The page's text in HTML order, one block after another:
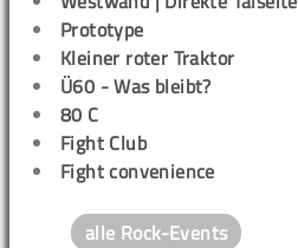
Prototype
Kleiner roter Traktor
Ü60 - Was bleibt?
80 C
Fight Club
Fight convenience
alle Rock-Events